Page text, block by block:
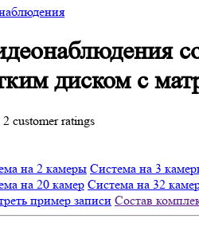
диском с
2 customer ratings
на 2 камеры Система на 3
на 20 камер Система на 32
пример записи Состав